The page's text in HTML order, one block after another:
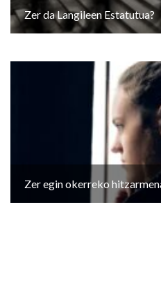
Zer da Langileen Estatutua?
Zer egin okerreko